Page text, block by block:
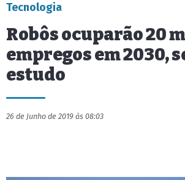
Tecnologia
Robôs ocuparão 20
empregos em 2030,
estudo
26 de Junho de 2019 às 08:03